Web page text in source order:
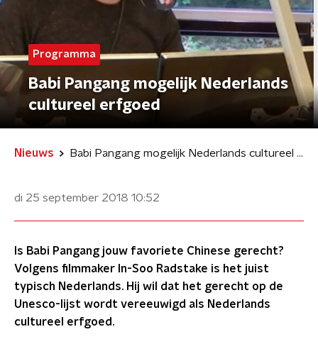
Programma
Babi Pangang mogelijk Nederlands
cultureel erfgoed
Nieuws Babi Pangang mogelijk Nederlands cultureel erfgoed
di 25 september 2018 10:52
Is Babi Pangang jouw favoriete Chinese gerecht?
Volgens filmmaker In-Soo Radstake is het juist
typisch Nederlands. Hij wil dat het gerecht op de
Unesco-lijst wordt vereeuwigd als Nederlands
cultureel erfgoed.